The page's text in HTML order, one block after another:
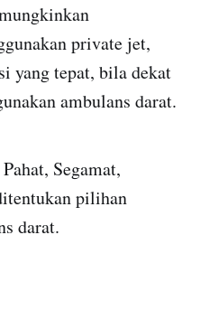
private jet,
yang tepat, bila dekat
ambulans darat.
Segamat,
pilihan
darat.